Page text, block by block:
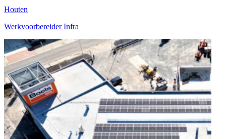
Houten
Werkvoorbereider Infra